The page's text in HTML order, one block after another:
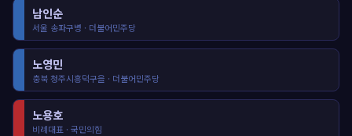
남인순
서울 송파구병 · 더불어민주당
노영민
충북 청주시흥덕구을 · 더불어민주당
노용호
비례대표 · 국민의힘